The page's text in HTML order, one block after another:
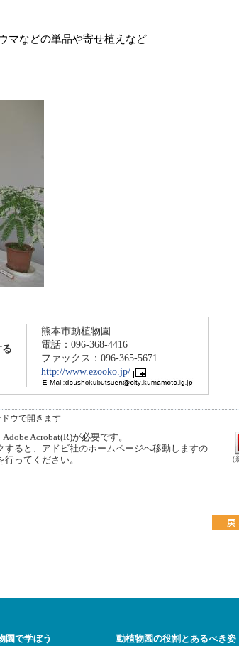
どの単品や寄せ植えなど
熊本市動植物園
電話：096-368-4416
ファックス：096-365-5671
http://www.ezooko.jp/
ウで開きます
Acrobat(R)が必要です。
ると、アドビ社のホームページへ移動しますの
ってください。
園で学ぼう 動植物園の役割とあるべき姿